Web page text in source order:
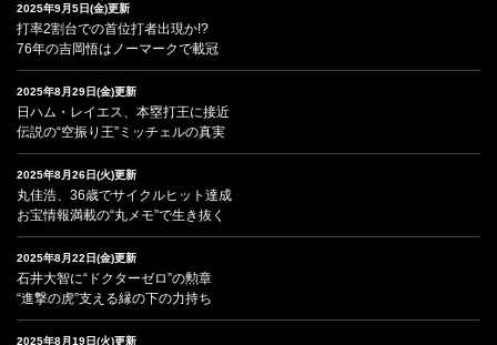
2025年9月5日(金)更新
打率2割台での首位打者出現か!?
76年の吉岡悟はノーマークで載冠
2025年8月29日(金)更新
日ハム・レイエス、本塁打王に接近
伝説の“空振り王”ミッチェルの真実
2025年8月26日(火)更新
丸佳浩、36歳でサイクルヒット達成
お宝情報満載の“丸メモ”で生き抜く
2025年8月22日(金)更新
石井大智に“ドクターゼロ”の勲章
“進撃の虎”支える縁の下の力持ち
2025年8月19日(火)更新